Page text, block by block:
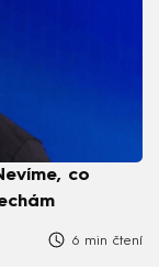
co
6 min čtení